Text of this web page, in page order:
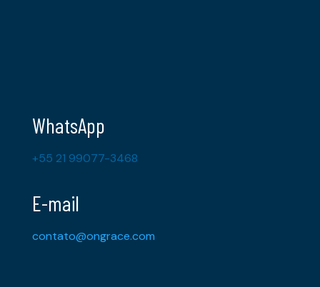
WhatsApp
+55 21 99077-3468
E-mail
contato@ongrace.com